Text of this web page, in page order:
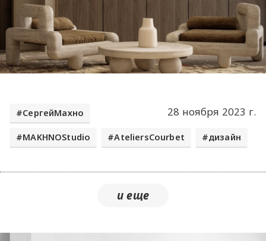
28 ноября 2023 г.
СергейМахно
​MAKHNOStudio​ ​AteliersCourbet дизайн